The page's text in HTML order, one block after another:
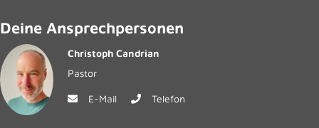
Deine Ansprechpersonen
Christoph Candrian
Pastor
E-Mail Telefon